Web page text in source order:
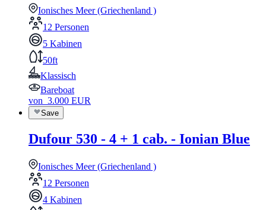
Ionisches Meer (Griechenland )
12 Personen
5 Kabinen
50ft
Klassisch
Bareboat
von 3.000 EUR
Save
Dufour 530 - 4 + 1 cab. - Ionian Blue
Ionisches Meer (Griechenland )
12 Personen
4 Kabinen